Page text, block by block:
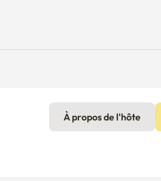
À propos de l'hôte